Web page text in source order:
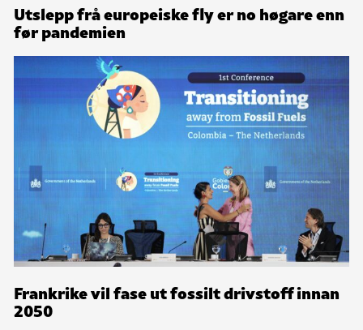
Utslepp frå europeiske fly er no høgare enn
før pandemien
Frankrike vil fase ut fossilt drivstoff innan
2050